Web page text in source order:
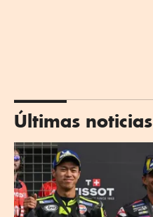
Últimas noticias